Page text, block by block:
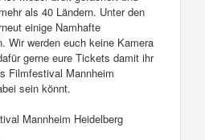
als 40 Ländern. Unter den
einige Namhafte
Wir werden euch keine Kamera
gerne eure Tickets damit ihr
Filmfestival Mannheim
sein könnt.
Mannheim Heidelberg